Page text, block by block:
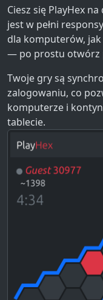
Ciesz się PlayHex
jest w pełni
dla komputerów,
— po prostu otwórz
Twoje gry są
zalogowaniu, co
komputerze i
tablecie.